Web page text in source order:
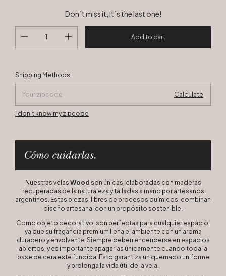
Don´t miss it, it´s the last one!
Shipping for zipcode:
Shipping Methods
Calculate
I don't know my zipcode
Nuestras velas Wood son únicas, elaboradas con maderas
recuperadas de la naturaleza y talladas a mano por artesanos
argentinos. Estas piezas, libres de procesos químicos, combinan
diseño artesanal con un propósito sostenible.
Como objeto decorativo, son perfectas para cualquier espacio,
ya que su fragancia premium llena el ambiente con un aroma
duradero y envolvente. Siempre deben encenderse en espacios
abiertos, y es importante apagarlas únicamente cuando toda la
base de cera esté fundida. Esto garantiza un quemado uniforme
y prolonga la vida útil de la vela.